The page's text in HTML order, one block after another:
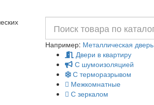
Например: Металлическая дверь
Двери в квартиру
С шумоизоляцией
С терморазрывом
Межкомнатные
С зеркалом